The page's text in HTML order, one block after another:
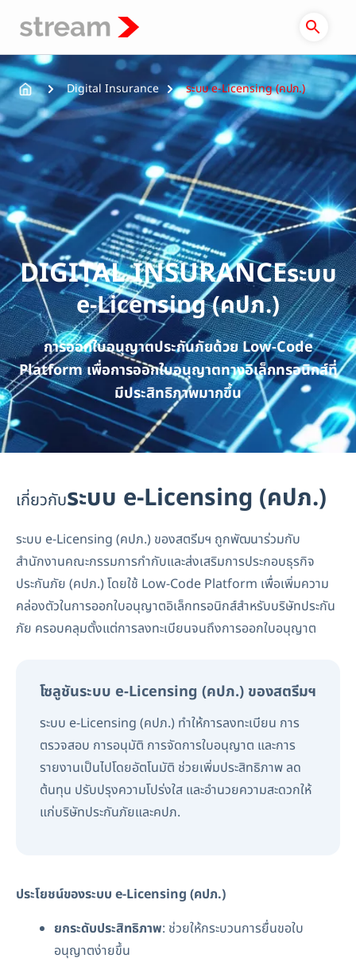
content
Digital Insurance ระบบ e-Licensing (คปภ.)
DIGITAL INSURANCEระบบ
e-Licensing (คปภ.)
การออกใบอนุญาตประกันภัยด้วย Low-Code
Platform เพื่อการออกใบอนุญาตทางอิเล็กทรอนิกส์ที่
มีประสิทธิภาพมากขึ้น
เกี่ยวกับระบบ e-Licensing (คปภ.)
ระบบ e-Licensing (คปภ.) ของสตรีมฯ ถูกพัฒนาร่วมกับ
สำนักงานคณะกรรมการกำกับและส่งเสริมการประกอบธุรกิจ
ประกันภัย (คปภ.) โดยใช้ Low-Code Platform เพื่อเพิ่มความ
คล่องตัวในการออกใบอนุญาตอิเล็กทรอนิกส์สำหรับบริษัทประกัน
ภัย ครอบคลุมตั้งแต่การลงทะเบียนจนถึงการออกใบอนุญาต
โซลูชันระบบ e-Licensing (คปภ.) ของสตรีมฯ
ระบบ e-Licensing (คปภ.) ทำให้การลงทะเบียน การ
ตรวจสอบ การอนุมัติ การจัดการใบอนุญาต และการ
รายงานเป็นไปโดยอัตโนมัติ ช่วยเพิ่มประสิทธิภาพ ลด
ต้นทุน ปรับปรุงความโปร่งใส และอำนวยความสะดวกให้
แก่บริษัทประกันภัยและคปภ.
ประโยชน์ของระบบ e-Licensing (คปภ.)
ยกระดับประสิทธิภาพ: ช่วยให้กระบวนการยื่นขอใบ
อนุญาตง่ายขึ้น